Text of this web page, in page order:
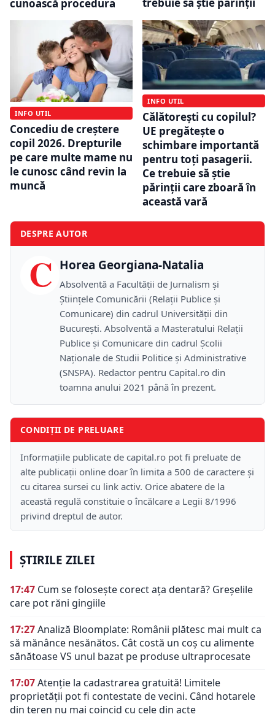
cunoască procedura trebuie să știe părinții
INFO UTIL
Concediu de creștere
copil 2026. Drepturile
pe care multe mame nu
le cunosc când revin la
muncă
INFO UTIL
Călătorești cu copilul?
UE pregătește o
schimbare importantă
pentru toți pasagerii.
Ce trebuie să știe
părinții care zboară în
această vară
DESPRE AUTOR
C Horea Georgiana-Natalia
Absolventă a Facultății de Jurnalism și
Științele Comunicării (Relații Publice și
Comunicare) din cadrul Universității din
București. Absolventă a Masteratului Relații
Publice și Comunicare din cadrul Școlii
Naţionale de Studii Politice și Administrative
(SNSPA). Redactor pentru Capital.ro din
toamna anului 2021 până în prezent.
CONDIȚII DE PRELUARE
Informațiile publicate de capital.ro pot fi preluate de
alte publicații online doar în limita a 500 de caractere și
cu citarea sursei cu link activ. Orice abatere de la
această regulă constituie o încălcare a Legii 8/1996
privind dreptul de autor.
ȘTIRILE ZILEI
17:47 Cum se folosește corect ața dentară? Greșelile
care pot răni gingiile
17:27Analiză Bloomplate: Românii plătesc mai mult ca
să mănânce nesănătos. Cât costă un coș cu alimente
sănătoase VS unul bazat pe produse ultraprocesate
17:07Atenție la cadastrarea gratuită! Limitele
proprietății pot fi contestate de vecini. Când hotarele
din teren nu mai coincid cu cele din acte